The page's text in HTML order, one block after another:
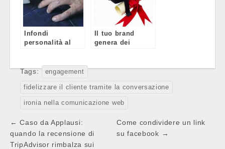
Infondi
personalità al
Il tuo brand
genera dei
Tags: engagement
fidelizzare il cliente tramite la conversazione
ironia nella comunicazione web
Post
navigation
← Caso da Applausi:
quando la recensione di
TripAdvisor rimbalza sui
Come condividere un link
su facebook →